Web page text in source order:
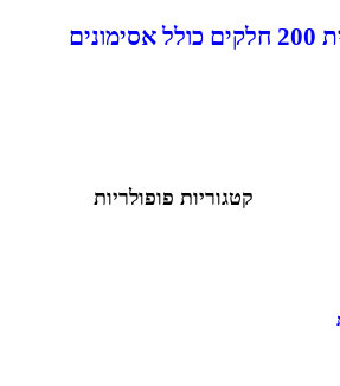
מזוודת פוקר מקצועית 200 חלקים כולל אסימונים
קטגוריות פופולריות